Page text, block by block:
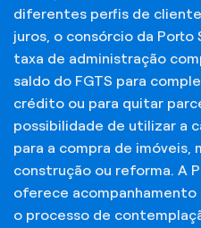
diferentes perfis de
juros, o consórcio da Porto
taxa de administração
saldo do FGTS para
crédito ou para quitar
possibilidade de utilizar a
para a compra de imóveis,
construção ou reforma. A
oferece
o processo de